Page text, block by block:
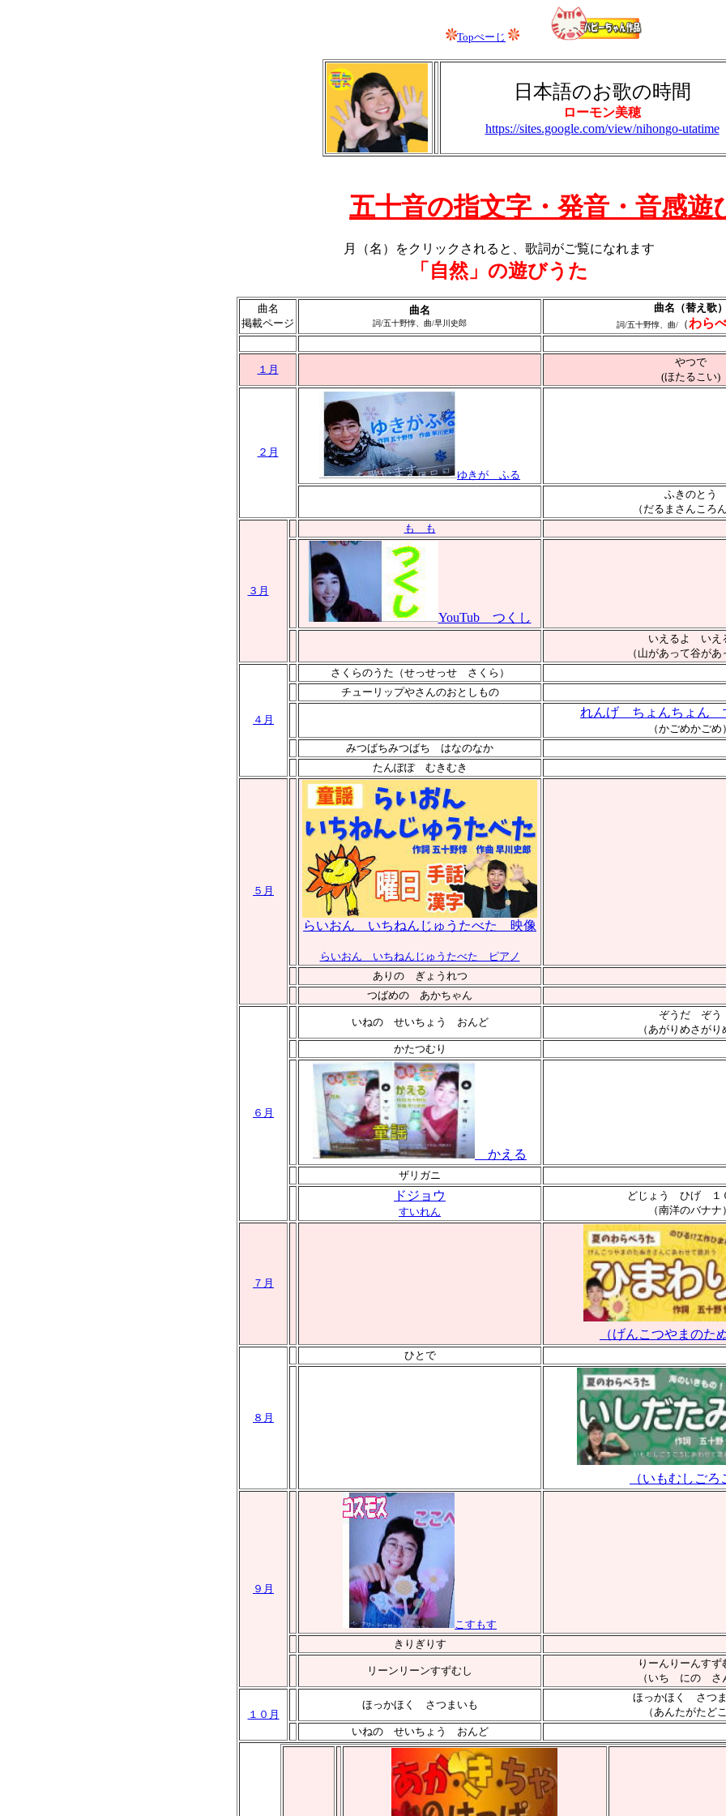
Topぺーじ
日本語のお歌の時間
ローモン美穂
https://sites.google.com/view/nihongo-utatime
五十音の指文字・発音・音感遊
月（名）をクリックされると、歌詞がご覧になれます
「自然」の遊びうた
曲名
掲載ページ
曲名
詞/五十野惇、曲/早川史郎
曲名（替え歌
詞/五十野惇、曲/ （わら
１月
やつで
(ほたるこい)
２月
ゆきが ふる
ふきのとう
（だるまさんころ
３月
も も
YouTub つくし
いえるよ いえ
（山があって谷があ
４月
さくらのうた（せっせっせ さくら）
チューリップやさんのおとしもの
れんげ ちょんちょん
（かごめかごめ
みつばちみつばち はなのなか
たんぽぽ むきむき
５月
らいおん いちねんじゅうたべた 映像
らいおん いちねんじゅうたべた ピアノ
ありの ぎょうれつ
つばめの あかちゃん
６月
いねの せいちょう おんど
ぞうだ ぞう
（あがりめさがり
かたつむり
かえる
ザリガニ
ドジョウ
すいれん
どじょう ひげ １
（南洋のバナナ
７月
（げんこつやまのた
８月
ひとで
（いもむしごろ
９月
こすもす
きりぎりす
リーンリーンすずむし
りーんりーんすず
（いち にの さ
１０月
ほっかほく さつまいも
ほっかほく さつ
（あんたがたど
いねの せいちょう おんど